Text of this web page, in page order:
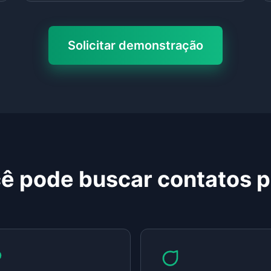
Solicitar demonstração
pode buscar contatos